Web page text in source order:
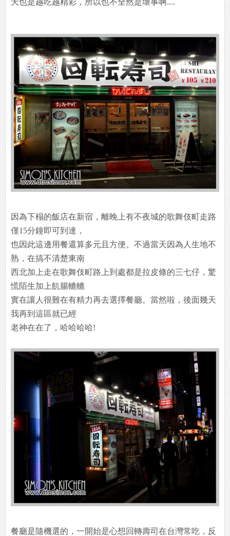
天也是越吃越精彩，所以也不全然是壞事啊....
因為下榻的飯店在新宿，離晚上有不夜城的歌舞伎町走路
僅15分鐘即可到達，
也因此這邊用餐還算多元且方便。不過當天因為人生地不
熟，在搞不清楚東南
西北加上走在歌舞伎町路上到處都是拉皮條的三七仔，驚
慌陌生加上飢腸轆轆
實在讓人很難在有精力再去選擇餐廳。當然啦，後面幾天
我再到這區就已經
老神在在了，哈哈哈哈!
餐廳是隨機選的，一開始是心想回轉壽司在台灣常吃，反